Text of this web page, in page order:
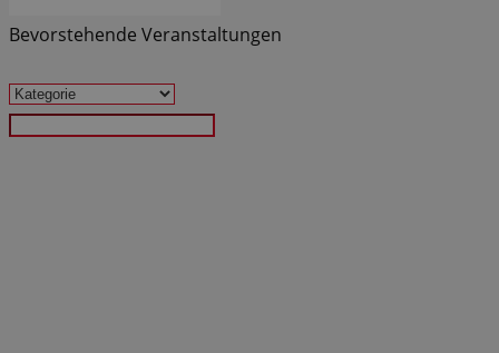
Bevorstehende Veranstaltungen